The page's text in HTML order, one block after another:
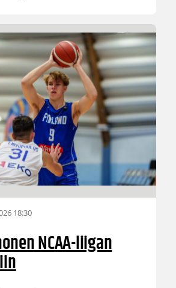
18:30
NCAA-liigan